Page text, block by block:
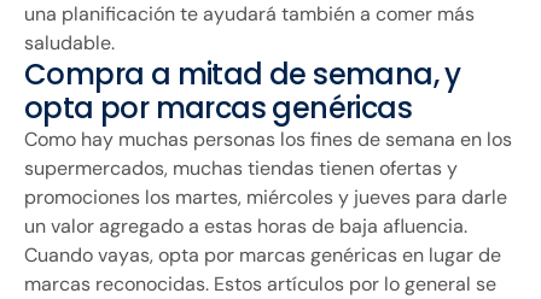
una planificación te ayudará también a comer más
saludable.
Compra a mitad de semana, y
opta por marcas genéricas
Como hay muchas personas los fines de semana en los
supermercados, muchas tiendas tienen ofertas y
promociones los martes, miércoles y jueves para darle
un valor agregado a estas horas de baja afluencia.
Cuando vayas, opta por marcas genéricas en lugar de
marcas reconocidas. Estos artículos por lo general se